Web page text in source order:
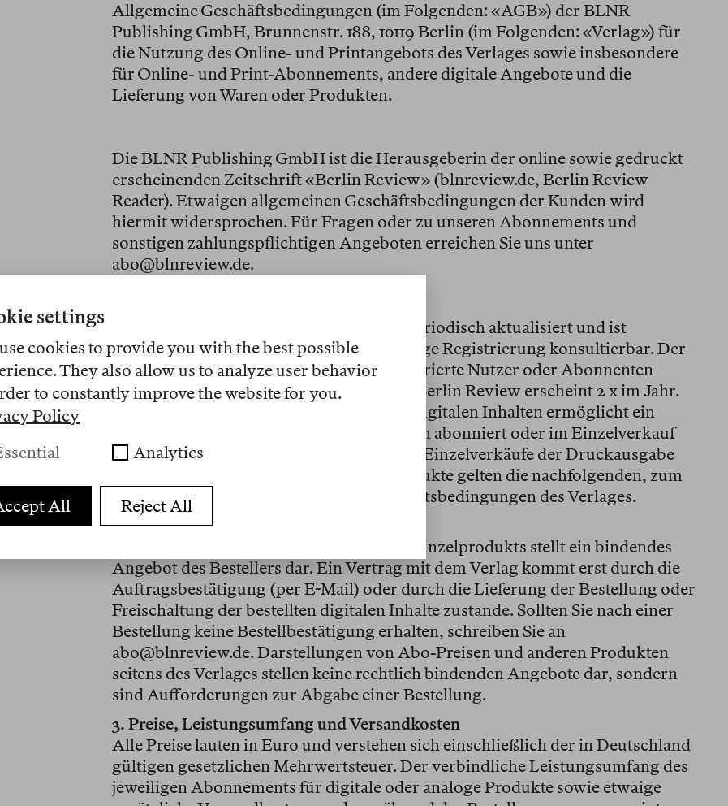
Allgemeine Geschäftsbedingungen (im Folgenden: «AGB») der BLNR
Publishing GmbH, Brunnenstr. 188, 10119 Berlin (im Folgenden: «Verlag») für
die Nutzung des Online- und Printangebots des Verlages sowie insbesondere
für Online- und Print-Abonnements, andere digitale Angebote und die
Lieferung von Waren oder Produkten.
Die BLNR Publishing GmbH ist die Herausgeberin der online sowie gedruckt
erscheinenden Zeitschrift «Berlin Review» (blnreview.de, Berlin Review
Reader). Etwaigen allgemeinen Geschäftsbedingungen der Kunden wird
hiermit widersprochen. Für Fragen oder zu unseren Abonnements und
sonstigen zahlungspflichtigen Angeboten erreichen Sie uns unter
abo@blnreview.de.
Das digitale Angebot des Verlages wird periodisch aktualisiert und ist
grundsätzlich kostenlos und ohne vorherige Registrierung konsultierbar. Der
Zugang zu einigen Inhalten wird auf registrierte Nutzer oder Abonnenten
beschränkt. Eine gedruckte Ausgabe der Berlin Review erscheint 2 x im Jahr.
Den uneingeschränkten Zugang zu allen digitalen Inhalten ermöglicht ein
Abonnement. Die gedruckte Ausgabe kann abonniert oder im Einzelverkauf
erworben werden. Für Abonnements und Einzelverkäufe der Druckausgabe
oder anderer digitaler oder analoger Produkte gelten die nachfolgenden, zum
Zeitpunkt der Bestellung gültigen Geschäftsbedingungen des Verlages.
2. Vertragsschluss
Die Bestellung eines Abonnements oder Einzelprodukts stellt ein bindendes
Angebot des Bestellers dar. Ein Vertrag mit dem Verlag kommt erst durch die
Auftragsbestätigung (per E-Mail) oder durch die Lieferung der Bestellung oder
Freischaltung der bestellten digitalen Inhalte zustande. Sollten Sie nach einer
Bestellung keine Bestellbestätigung erhalten, schreiben Sie an
abo@blnreview.de. Darstellungen von Abo-Preisen und anderen Produkten
seitens des Verlages stellen keine rechtlich bindenden Angebote dar, sondern
sind Aufforderungen zur Abgabe einer Bestellung.
3. Preise, Leistungsumfang und Versandkosten
Alle Preise lauten in Euro und verstehen sich einschließlich der in Deutschland
gültigen gesetzlichen Mehrwertsteuer. Der verbindliche Leistungsumfang des
jeweiligen Abonnements für digitale oder analoge Produkte sowie etwaige
settings
cookies to provide you with the best possible
They also allow us to analyze user behavior
to constantly improve the website for you.
Policy
Analytics
All Reject All